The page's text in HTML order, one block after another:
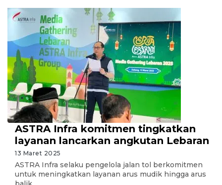
ASTRA Infra komitmen tingkatkan
layanan lancarkan angkutan Lebaran
13 Maret 2025
ASTRA Infra selaku pengelola jalan tol berkomitmen
untuk meningkatkan layanan arus mudik hingga arus